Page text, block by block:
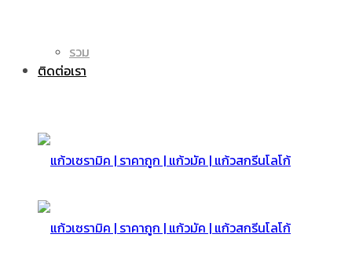
แก้ว
สกรีน
|
แก้ว
รวม
ติดต่อเรา